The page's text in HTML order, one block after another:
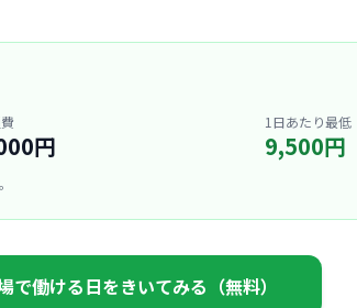
円
1日あたり最低
9,500円
で働ける日をきいてみる（無料）